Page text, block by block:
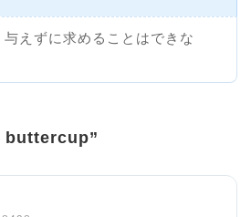
えずに求めることはできな